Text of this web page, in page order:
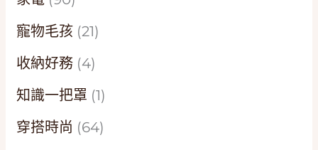
寵物毛孩 (21)
收納好務 (4)
知識一把罩 (1)
穿搭時尚 (64)